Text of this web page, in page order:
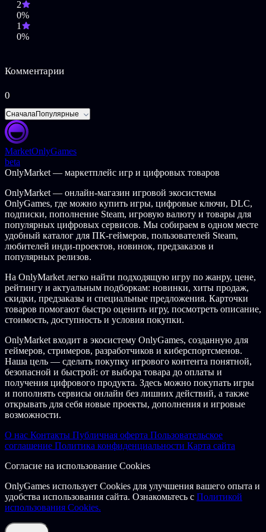
сути самодостаточным раем, стала прибежищем для
множащейся и разрастающейся всепоглощающей тьмы.
Терион – бесстрашный и гордый сын Вальфариса,
поселившемуся в ее глубинах неизвестному злу.
Черепа в космосе! Кровь и расчлененка в космосе! Хеви-
метал в космосе!
Исследуй разнообразнейшие оскверненные пейзажи по
Прорубайся сквозь ряды смертоносных врагов и боссов,
гротескно-странных).
Радуй свои взгляд убийственно-потрясающей
пиксельной графикой, кропотливо воссозданной Эндрю
Гилмором.
Пропусти через себя мощь звуковой дорожки,
написанной экстремальным металлистом и экс-
гитаристом Celtic Frost, Куртом Виктором Брайантом.
культового хита Slain: Back From Hell.
Приготовься порвать галактику до черных дыр.
Описание контента для взрослых
Разработчики описывают контент так:
Эта игра содержит материалы, не предназначенные для
несовершеннолетних. Эти материалы могут быть
неподходящими для просмотра на работе или в
общественных местах.
Themes of this product include blood and gore, partial nudity, and
2
0%
1
0%
Комментарии
0
СначалаПопулярные
MarketOnlyGames
beta
OnlyMarket — маркетплейс игр и цифровых товаров
OnlyMarket — онлайн-магазин игровой экосистемы
OnlyGames, где можно купить игры, цифровые ключи, DLC,
подписки, пополнение Steam, игровую валюту и товары для
популярных цифровых сервисов. Мы собираем в одном месте
удобный каталог для ПК-геймеров, пользователей Steam,
любителей инди-проектов, новинок, предзаказов и
популярных релизов.
На OnlyMarket легко найти подходящую игру по жанру, цене,
рейтингу и актуальным подборкам: новинки, хиты продаж,
скидки, предзаказы и специальные предложения. Карточки
товаров помогают быстро оценить игру, посмотреть описание,
стоимость, доступность и условия покупки.
OnlyMarket входит в экосистему OnlyGames, созданную для
геймеров, стримеров, разработчиков и киберспортсменов.
Наша цель — сделать покупку игрового контента понятной,
безопасной и быстрой: от выбора товара до оплаты и
получения цифрового продукта. Здесь можно покупать игры
и пополнять сервисы онлайн без лишних действий, а также
открывать для себя новые проекты, дополнения и игровые
возможности.
О нас Контакты Публичная оферта Пользовательское
соглашение Политика конфиденциальности Карта сайта
Согласие на использование Cookies
OnlyGames использует Cookies для улучшения вашего опыта и
удобства использования сайта. Ознакомьтесь с Политикой
использования Cookies.